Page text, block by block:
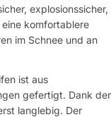
explosionssicher,
komfortablere
im Schnee und an
ist aus
gefertigt. Dank der
langlebig. Der